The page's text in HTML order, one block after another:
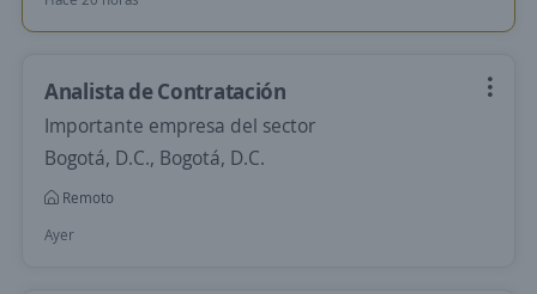
Analista de Contratación
Importante empresa del sector
Bogotá, D.C., Bogotá, D.C.
Remoto
Ayer